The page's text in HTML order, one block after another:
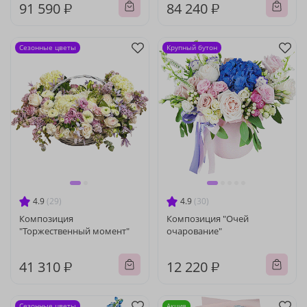
91 590 ₽ 84 240 ₽
4.9 (29)
Композиция
"Торжественный момент"
41 310 ₽
Сезонные цветы
4.9 (30)
Композиция "Очей
очарование"
12 220 ₽
Крупный бутон